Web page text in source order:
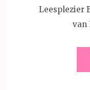
Leesplezier
van